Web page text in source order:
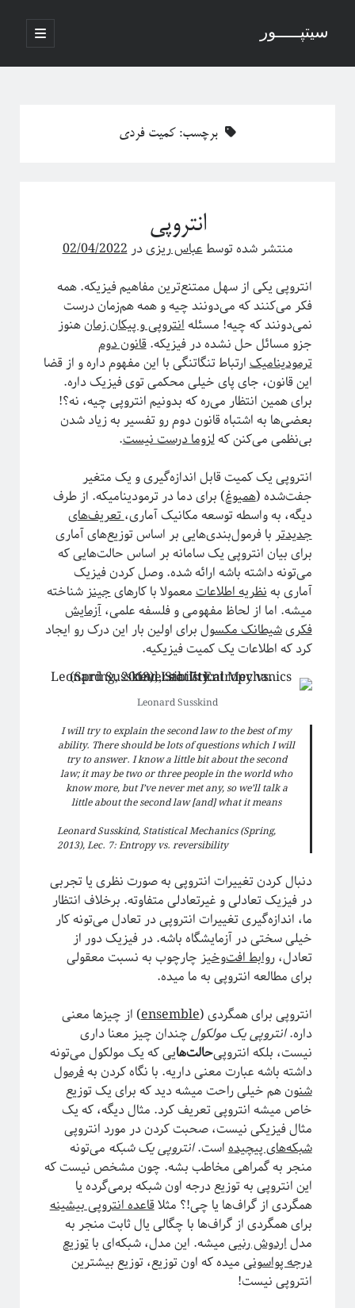
سیتپـــــور
باز
کردن
اصلی
نوار
منظور ما از پدیدارگی یا امرجنس در سیستم‌های پیچیده چیه؟
فلسفه ترکیب یا فرایند مکانیکی خلق یک اثر هنری
پاره شدن نخ‌های واسطه بین چند جرم آویزان
آخرین دیدگاه‌ها
فریبادرانتگرال لبگ
فاطمهدرچهارسال فیزیک!
م. ع.درچهارسال فیزیک!
عباس ریزیدرچهارسال فیزیک!
م. ع.درچهارسال فیزیک!
پر بازدیدترین نوشته‌ها
«روایتگری در علم»
چهارسال فیزیک!
پرسش‌های یک دانشجوی فیزیک!
لیسانس فیزیک با بیژامه!
جزر و مد چه جوری کار می‌کنه؟!
حکایت «سیستم‌های پیچیده» چیست؟!
سیستم‌های پیچیده: «ماهیت و ویژگی‌»
پیشنهادهایی برای دانشجویان تحصیلات تکمیلی، به‌ویژه برای سیستم‌های پیچیده
آموزش آنلاین چه چیزی برای ما دارد؟!
ریچارد فاینمن؛ چهره‌ترین چهره!
معرفی کتاب و دوره برای دانشجویان سال اول علوم‌پایه و مهندسی
فیزیک خوش‌مزه یا آشپزی ملوکولی
در رویارویی با علم و مسئله ترویج آن
تجربه شخصی در کارهای مربوط به تحلیل داده در بازار و نه دانشگاه!
کنکوری‌ها حواستان باشد جوگیر نشوید؛ در علم جایی برای جوگیرها نیست!
روایتگری در علم
ریچارد فاینمن، فیزیک‌دان تاثیرگذار قرن گذشته
پروژه پیچیدگی برای همه
برچسب:کمیت فردی
انتروپی
منتشر شده توسطعباس ریزیدر02/04/2022
انتروپی یکی از سهل ممتنع‌ترین مفاهیم فیزیکه. همه
فکر می‌کنند که می‌دونند چیه و همه هم‌زمان درست
نمی‌دونند که چیه! مسئلهانتروپی و پیکان زمانهنوز
جزو مسائل حل نشده در فیزیکه.قانون دوم
ترمودینامیکارتباط تنگاتنگی با این مفهوم داره و از قضا
این قانون، جای پای خیلی محکمی توی فیزیک داره.
برای همین انتظار می‌ره که بدونیم انتروپی چیه، نه؟!
بعضی‌ها به اشتباه قانون دوم رو تفسیر به زیاد شدن
بی‌نظمی می‌کنن کهلزوما درست نیست.
انتروپی یک کمیت قابل اندازه‌گیری و یک متغیر
جفت‌شده (همیوغ) برای دما در ترمودینامیکه. از طرف
دیگه، به واسطه توسعه مکانیک آماری،تعریف‌های
جدیدتربا فرمول‌بندی‌هایی بر اساس توزیع‌های آماری
برای بیان انتروپی یک سامانه بر اساس حالت‌هایی که
می‌تونه داشته باشه ارائه شده. وصل کردن فیزیک
آماری بهنظریه اطلاعاتمعمولا با کارهایجینزشناخته
میشه. اما از لحاظ مفهومی و فلسفه علمی،آزمایش
فکریشیطانک مکسولبرای اولین بار این درک رو ایجاد
کرد که اطلاعات یک کمیت فیزیکیه.
Leonard Susskind
I will try to explain the second law to the best of my
ability. There should be lots of questions which I will
try to answer. I know a little bit about the second
law; it may be two or three people in the world who
know more, but I’ve never met any, so we’ll talk a
little about the second law [and] what it means
Leonard Susskind, Statistical Mechanics (Spring,
2013), Lec. 7: Entropy vs. reversibility
دنبال کردن تغییرات انتروپی به صورت نظری یا تجربی
در فیزیک تعادلی و غیرتعادلی متفاوته. برخلاف انتظار
ما، اندازه‌گیری تغییرات انتروپی در تعادل می‌تونه کار
خیلی سختی در آزمایشگاه باشه. در فیزیک دور از
تعادل،روابط افت‌وخیزچارچوب به نسبت معقولی
برای مطالعه انتروپی به ما میده.
انتروپی برای همگردی (ensemble) از چیزها معنی
داره.انتروپی یک مولکولچندان چیز معنا داری
نیست، بلکه انتروپی‌حالت‌هایی که یک مولکول می‌تونه
داشته باشه عبارت معنی داریه. با نگاه کردن بهفرمول
شنونهم خیلی راحت میشه دید که برای یک توزیع
خاص میشه انتروپی تعریف کرد. مثال دیگه، که یک
مثال فیزیکی نیست، صحبت کردن در مورد انتروپی
شبکه‌های پیچیدهاست.انتروپی یک شبکه می‌تونه
منجر به گمراهی مخاطب بشه. چون مشخص نیست که
این انتروپی به توزیع درجه اون شبکه برمی‌گرده یا
همگردی از گراف‌ها یا چی!؟ مثلاقاعده انتروپی بیشینه
برای همگردی از گراف‌ها با چگالی یال ثابت منجر به
مدلاردوش رنییمیشه. این مدل، شبکه‌ای باتوزیع
درجه پواسونیمیده که اون توزیع، توزیع بیشترین
انتروپی نیست!